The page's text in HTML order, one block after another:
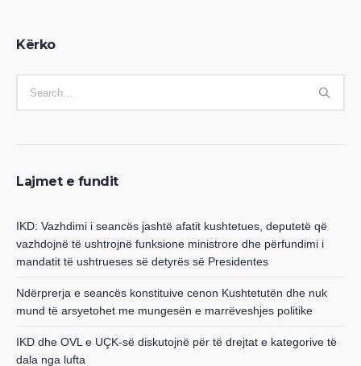
Kërko
Lajmet e fundit
IKD: Vazhdimi i seancës jashtë afatit kushtetues, deputetë që
vazhdojnë të ushtrojnë funksione ministrore dhe përfundimi i
mandatit të ushtrueses së detyrës së Presidentes
Ndërprerja e seancës konstituive cenon Kushtetutën dhe nuk
mund të arsyetohet me mungesën e marrëveshjes politike
IKD dhe OVL e UÇK-së diskutojnë për të drejtat e kategorive të
dala nga lufta